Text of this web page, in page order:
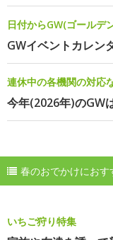
日付からGW(ゴールデ
GWイベントカレン
連休中の各機関の対応
今年(2026年)のGW
春のおでかけにおす
いちご狩り特集